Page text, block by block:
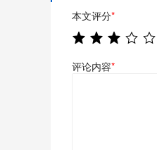
本文评分*
评论内容*